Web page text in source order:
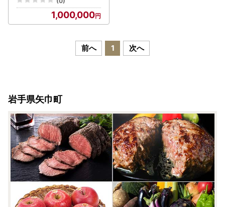
寄付金 返礼品なし お礼の
品なし 地元支援 地域支援
ふるさと支援 殺処分 ゼロ
コ 猫 助ける命 小さな命 保
護犬 保護ネコ どうぶつ 環
1,000,000
前へ 1 次へ
岩手県矢巾町